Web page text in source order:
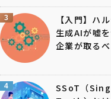
3
【入門】ハ
生成AIが嘘
企業が取る
4
SSoT（